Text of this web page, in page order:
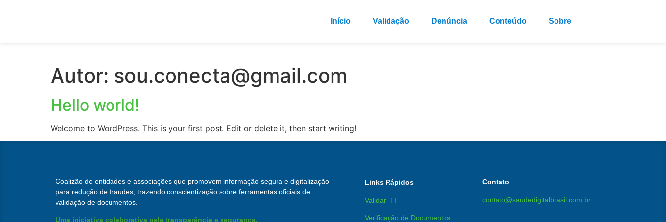
Início Validação Denúncia Conteúdo Sobre
Autor: sou.conecta@gmail.com
Hello world!
Welcome to WordPress. This is your first post. Edit or delete it, then start writing!
Coalizão de entidades e associações que promovem informação segura e digitalização
para redução de fraudes, trazendo conscientização sobre ferramentas oficiais de
validação de documentos.
Uma iniciativa colaborativa pela transparência e segurança.
Links Rápidos
Validar ITI
Verificação de Documentos
Contato
contato@saudedigitalbrasil.com.br